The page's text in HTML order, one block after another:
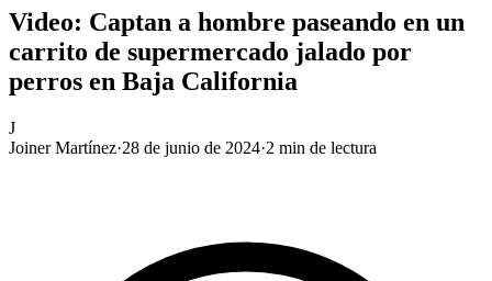
Video: Captan a hombre paseando en un
carrito de supermercado jalado por
perros en Baja California
J
Joiner Martínez·28 de junio de 2024·2 min de lectura